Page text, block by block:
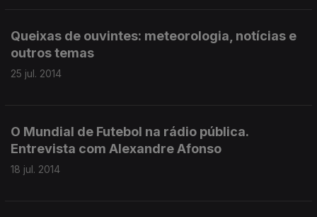
Queixas de ouvintes: meteorologia, notícias e
outros temas
25 jul. 2014
O Mundial de Futebol na rádio pública.
Entrevista com Alexandre Afonso
18 jul. 2014